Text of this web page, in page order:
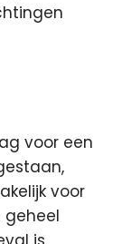
voor een
voor
geheel